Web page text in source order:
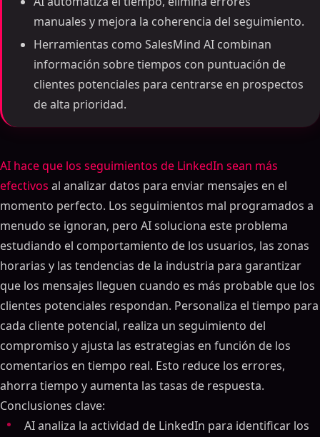
manuales y mejora la coherencia del seguimiento.
Herramientas como SalesMind AI combinan
información sobre tiempos con puntuación de
clientes potenciales para centrarse en prospectos
de alta prioridad.
AI hace que los seguimientos de LinkedIn sean más
efectivos al analizar datos para enviar mensajes en el
momento perfecto. Los seguimientos mal programados a
menudo se ignoran, pero AI soluciona este problema
estudiando el comportamiento de los usuarios, las zonas
horarias y las tendencias de la industria para garantizar
que los mensajes lleguen cuando es más probable que los
clientes potenciales respondan. Personaliza el tiempo para
cada cliente potencial, realiza un seguimiento del
compromiso y ajusta las estrategias en función de los
comentarios en tiempo real. Esto reduce los errores,
ahorra tiempo y aumenta las tasas de respuesta.
Conclusiones clave:
AI analiza la actividad de LinkedIn para identificar los